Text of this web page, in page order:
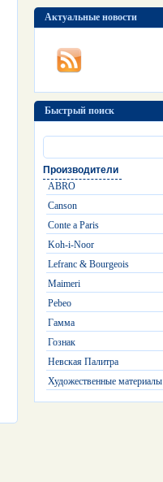
Актуальные новости
Быстрый поиск
Производители
ABRO
Canson
Conte a Paris
Koh-i-Noor
Lefranc & Bourgeois
Maimeri
Pebeo
Гамма
Гознак
Невская Палитра
Художественные материалы